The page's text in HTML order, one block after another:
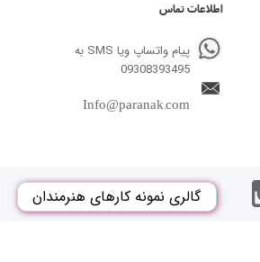
اطلاعات تماس
پیام واتساپ ویا SMS به
09308393495
Info@paranak.com
گالری نمونه کارهای هنرمندان